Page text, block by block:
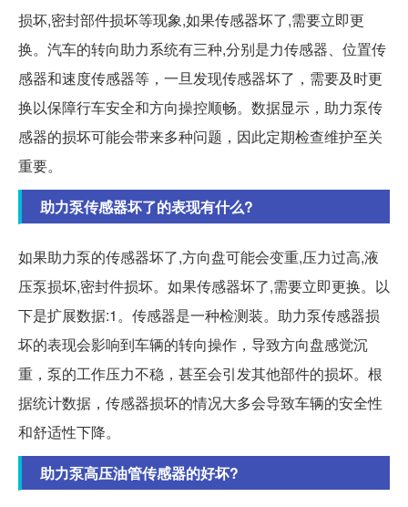
损坏,密封部件损坏等现象,如果传感器坏了,需要立即更
换。汽车的转向助力系统有三种,分别是力传感器、位置传
感器和速度传感器等，一旦发现传感器坏了，需要及时更
换以保障行车安全和方向操控顺畅。数据显示，助力泵传
感器的损坏可能会带来多种问题，因此定期检查维护至关
重要。
助力泵传感器坏了的表现有什么?
如果助力泵的传感器坏了,方向盘可能会变重,压力过高,液
压泵损坏,密封件损坏。如果传感器坏了,需要立即更换。以
下是扩展数据:1。传感器是一种检测装。助力泵传感器损
坏的表现会影响到车辆的转向操作，导致方向盘感觉沉
重，泵的工作压力不稳，甚至会引发其他部件的损坏。根
据统计数据，传感器损坏的情况大多会导致车辆的安全性
和舒适性下降。
助力泵高压油管传感器的好坏?